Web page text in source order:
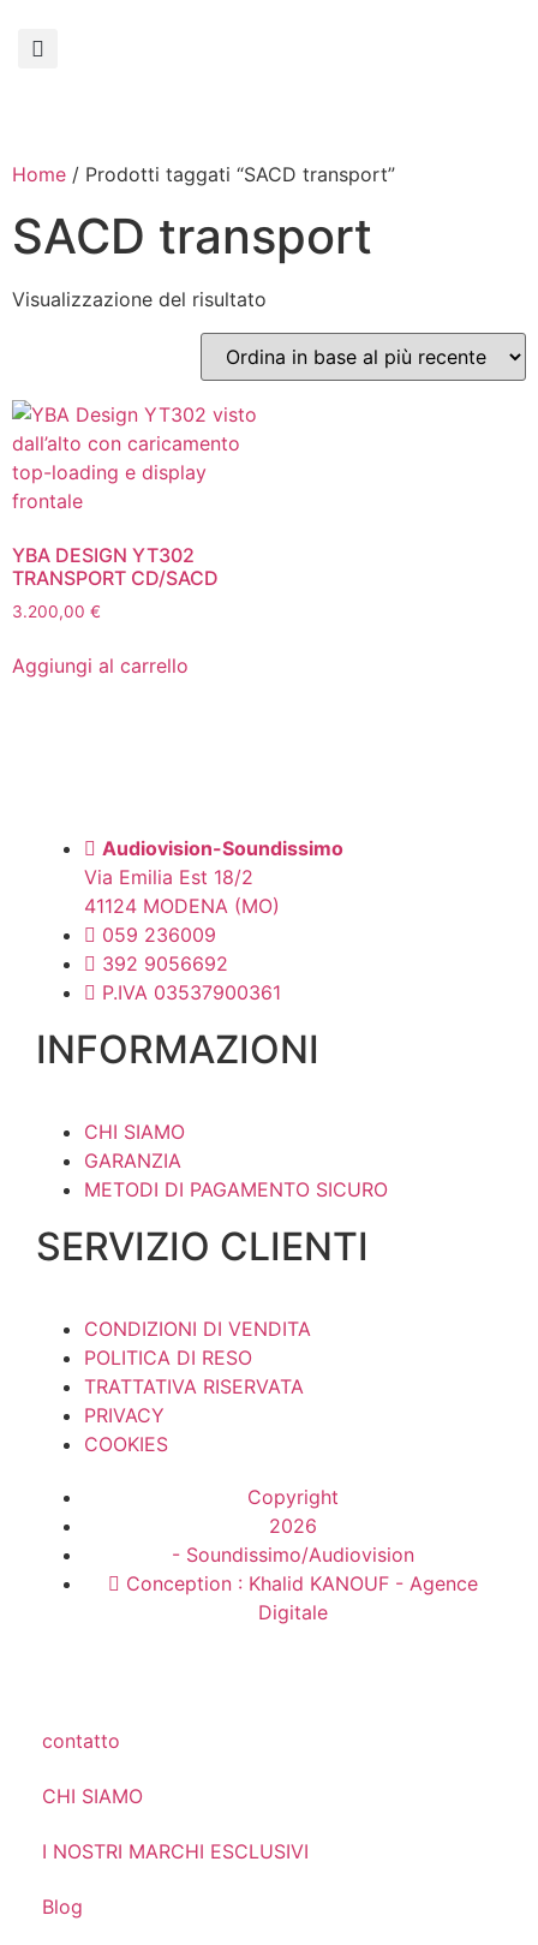
Home / Prodotti taggati “SACD transport”
SACD transport
Visualizzazione del risultato
YBA DESIGN YT302
TRANSPORT CD/SACD
3.200,00 €
Aggiungi al carrello
Audiovision-Soundissimo
Via Emilia Est 18/2
41124 MODENA (MO)
059 236009
392 9056692
P.IVA 03537900361
INFORMAZIONI
CHI SIAMO
GARANZIA
METODI DI PAGAMENTO SICURO
SERVIZIO CLIENTI
CONDIZIONI DI VENDITA
POLITICA DI RESO
TRATTATIVA RISERVATA
PRIVACY
COOKIES
Copyright
2026
- Soundissimo/Audiovision
Conception : Khalid KANOUF - Agence
Digitale
contatto
CHI SIAMO
I NOSTRI MARCHI ESCLUSIVI
Blog